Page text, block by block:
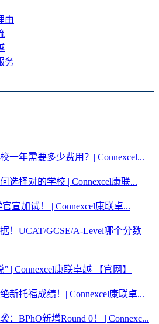
由
务
一年需要多少费用？| Connexcel...
选择对的学校 | Connexcel康联...
宣加试！ | Connexcel康联卓...
！UCAT/GCSE/A-Level哪个分数
| Connexcel康联卓越 【官网】
新托福成绩！| Connexcel康联卓...
：BPhO新增Round 0！ | Connexc...